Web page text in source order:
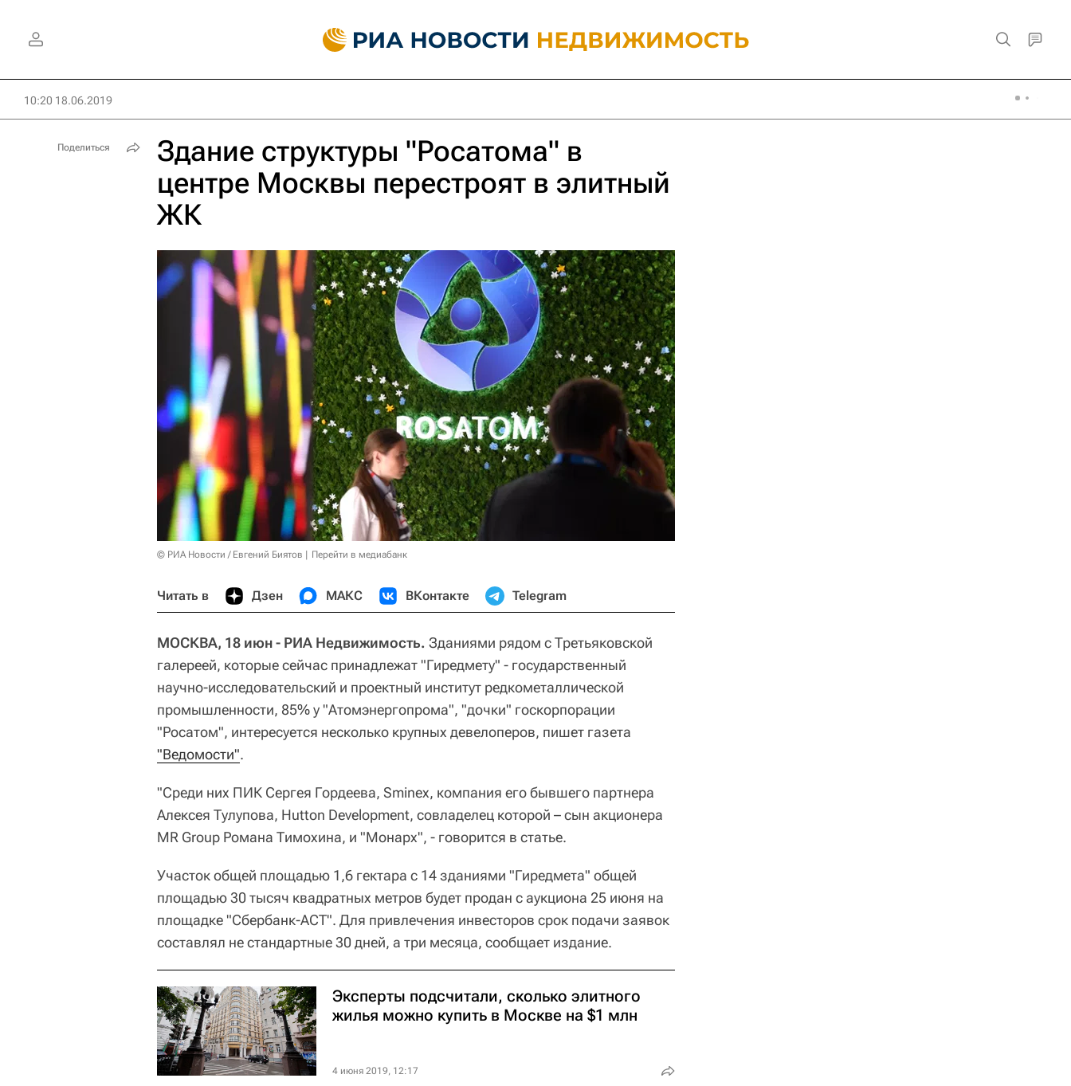
10:20 18.06.2019
Здание структуры "Росатома" в
центре Москвы перестроят в элитный
ЖК
© РИА Новости / Евгений Биятов Перейти в медиабанк
Читать в Дзен МАКС ВКонтакте Telegram
МОСКВА, 18 июн - РИА Недвижимость. Зданиями рядом с Третьяковской
галереей, которые сейчас принадлежат "Гиредмету" - государственный
научно-исследовательский и проектный институт редкометаллической
промышленности, 85% у "Атомэнергопрома", "дочки" госкорпорации
"Росатом", интересуется несколько крупных девелоперов, пишет газета
"Ведомости".
"Среди них ПИК Сергея Гордеева, Sminex, компания его бывшего партнера
Алексея Тулупова, Hutton Development, совладелец которой – сын акционера
MR Group Романа Тимохина, и "Монарх", - говорится в статье.
Участок общей площадью 1,6 гектара с 14 зданиями "Гиредмета" общей
площадью 30 тысяч квадратных метров будет продан с аукциона 25 июня на
площадке "Сбербанк-АСТ". Для привлечения инвесторов срок подачи заявок
составлял не стандартные 30 дней, а три месяца, сообщает издание.
Эксперты подсчитали, сколько элитного
жилья можно купить в Москве на $1 млн
4 июня 2019, 12:17
Поделиться